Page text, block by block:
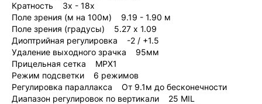
Кратность 3x - 18x
Поле зрения (м на 100м) 9.19 - 1.90 м
Поле зрения (градусы) 5.27 x 1.09
Диоптрийная регулировка -2 / +1.5
Удаление выходного зрачка 95мм
Прицельная сетка MPX1
Режим подсветки 6 режимов
Регулировка параллакса От 9.1м до бесконечности
Диапазон регулировок по вертикали 25 MIL